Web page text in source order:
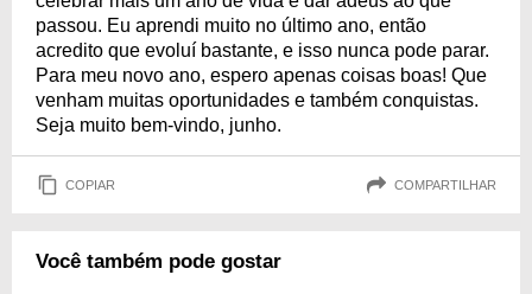
passou. Eu aprendi muito no último ano, então
acredito que evoluí bastante, e isso nunca pode parar.
Para meu novo ano, espero apenas coisas boas! Que
venham muitas oportunidades e também conquistas.
Seja muito bem-vindo, junho.
COPIAR COMPARTILHAR
Você também pode gostar